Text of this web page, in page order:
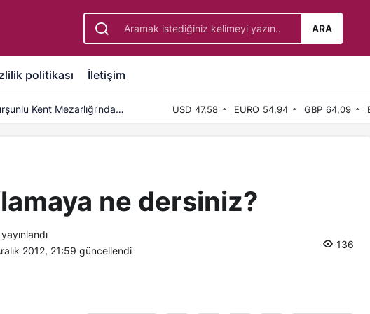
ARA
politikası İletişim
Kent Mezarlığı’nda USD 47,58 EURO 54,94 GBP 64,09
ne dersiniz?
2012, 21:59 güncellendi
136